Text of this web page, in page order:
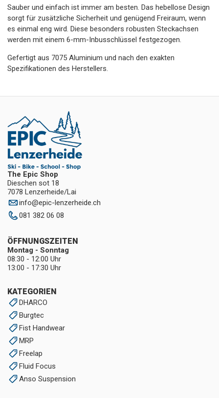
Sauber und einfach ist immer am besten. Das hebellose Design
sorgt für zusätzliche Sicherheit und genügend Freiraum, wenn
es einmal eng wird. Diese besonders robusten Steckachsen
werden mit einem 6-mm-Inbusschlüssel festgezogen.
Gefertigt aus 7075 Aluminium und nach den exakten
Spezifikationen des Herstellers.
The Epic Shop
Dieschen sot 18
7078 Lenzerheide/Lai
info@epic-lenzerheide.ch
081 382 06 08
KATEGORIEN
DHARCO
Burgtec
Fist Handwear
MRP
Freelap
Fluid Focus
Anso Suspension
ÖFFNUNGSZEITEN
Montag - Sonntag
08:30 - 12:00 Uhr
13:00 - 17:30 Uhr